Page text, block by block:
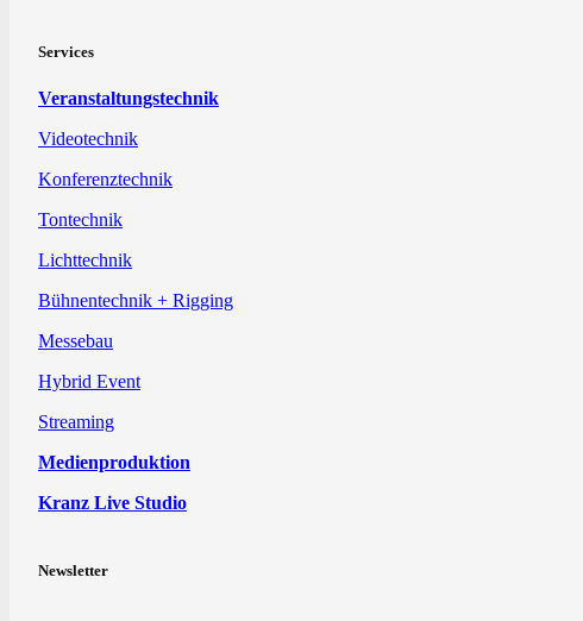
Services
Veranstaltungstechnik
Videotechnik
Konferenztechnik
Tontechnik
Lichttechnik
Bühnentechnik + Rigging
Messebau
Hybrid Event
Streaming
Medienproduktion
Kranz Live Studio
Newsletter